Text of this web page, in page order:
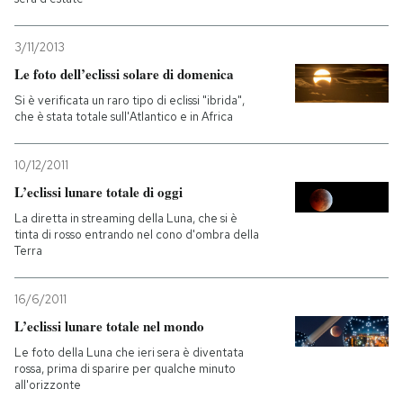
3/11/2013
Le foto dell’eclissi solare di domenica
Si è verificata un raro tipo di eclissi "ibrida",
che è stata totale sull'Atlantico e in Africa
10/12/2011
L’eclissi lunare totale di oggi
La diretta in streaming della Luna, che si è
tinta di rosso entrando nel cono d'ombra della
Terra
16/6/2011
L’eclissi lunare totale nel mondo
Le foto della Luna che ieri sera è diventata
rossa, prima di sparire per qualche minuto
all'orizzonte